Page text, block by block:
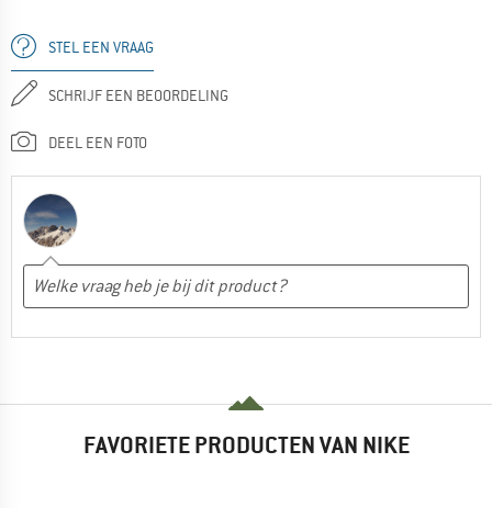
STEL EEN VRAAG
SCHRIJF EEN BEOORDELING
DEEL EEN FOTO
FAVORIETE PRODUCTEN VAN NIKE